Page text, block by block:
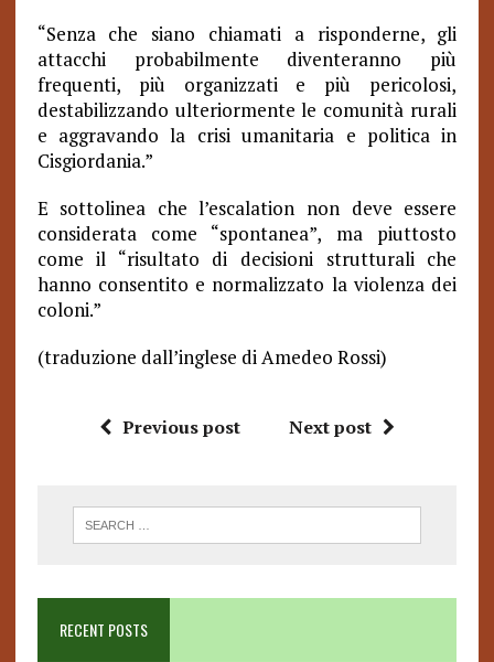
“Senza che siano chiamati a risponderne, gli
attacchi probabilmente diventeranno più
frequenti, più organizzati e più pericolosi,
destabilizzando ulteriormente le comunità rurali
e aggravando la crisi umanitaria e politica in
Cisgiordania.”
E sottolinea che l’escalation non deve essere
considerata come “spontanea”, ma piuttosto
come il “risultato di decisioni strutturali che
hanno consentito e normalizzato la violenza dei
coloni.”
(traduzione dall’inglese di Amedeo Rossi)
Previous post Next post
RECENT POSTS